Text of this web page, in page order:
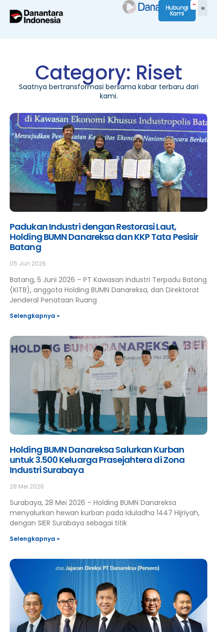
Hubungi
Kami
Category: Riset
Saatnya bertransformasi bersama kabar terbaru dari
kami.
Padukan Industri dengan Restorasi Laut,
Holding BUMN Danareksa dan KKP Tata Pesisir
Batang
05 Jun 2026
Batang, 5 Juni 2026 – PT Kawasan Industri Terpadu Batang
(KITB), anggota Holding BUMN Danareksa, dan Direktorat
Jenderal Penataan Ruang
Selengkapnya »
Holding BUMN Danareksa Salurkan Kurban
untuk 3.500 Keluarga Prasejahtera di Zona
Industri Surabaya
28 Mei 2026
Surabaya, 28 Mei 2026 – Holding BUMN Danareksa
menyalurkan hewan kurban pada Iduladha 1447 Hijriyah,
dengan SIER Surabaya sebagai titik
Selengkapnya »